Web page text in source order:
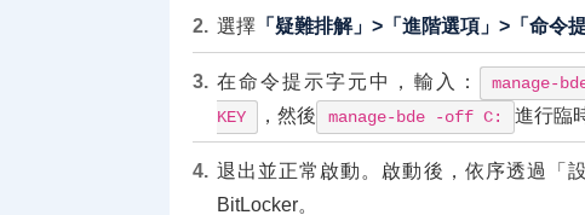
選擇「疑難排解」>「進階選項」>「命令提
在命令提示字元中，輸入：
manage-
KEY
，然後 manage-bde -off C: 進行臨
退出並正常啟動。啟動後，依序透過「
BitLocker。